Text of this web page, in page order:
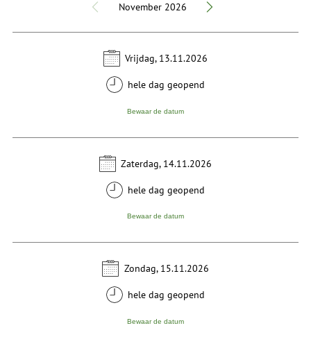
November 2026
Vrijdag, 13.11.2026
hele dag geopend
Bewaar de datum
Zaterdag, 14.11.2026
hele dag geopend
Bewaar de datum
Zondag, 15.11.2026
hele dag geopend
Bewaar de datum